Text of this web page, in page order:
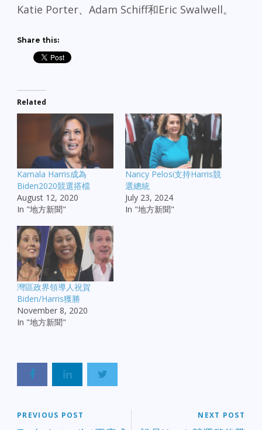
Katie Porter、Adam Schiff和Eric Swalwell。
Share this:
Related
Kamala Harris成為
Biden2020競選搭檔
August 12, 2020
In "地方新聞"
Nancy Pelosi支持Harris競
選總統
July 23, 2024
In "地方新聞"
灣區政界領導人祝賀
Biden/Harris獲勝
November 8, 2020
In "地方新聞"
PREVIOUS POST NEXT POST